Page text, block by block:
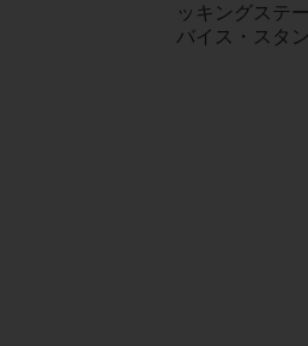
ッキングステ
バイス・スタ